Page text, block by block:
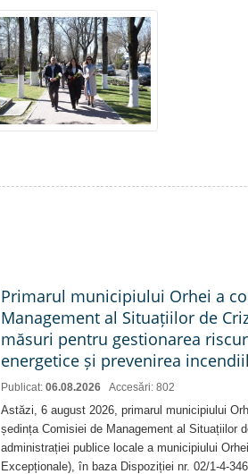
Primarul municipiului Orhei a
Management al Situațiilor de
măsuri pentru gestionarea
energetice și prevenirea
Publicat: 06.08.2026 Accesări: 802
Astăzi, 6 august 2026, primarul municipiului
ședința Comisiei de Management al Situațiilor
administrației publice locale a municipiului
Excepționale), în baza Dispoziției nr. 02/1-4-